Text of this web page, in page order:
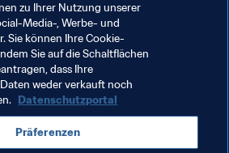
FIFA-Präsident
Organisation Canada
zu Ihrer Nutzung unserer
Media-, Werbe- und
Sie können Ihre Cookie-
Sie auf die Schaltflächen
dass Ihre
weder verkauft noch
Datenschutzportal
Präferenzen